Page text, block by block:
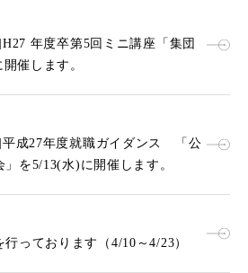
年度卒第5回ミニ講座「集団
催します。
平成27年度就職ガイダンス 「公
を5/13(水)に開催します。
っております（4/10～4/23）